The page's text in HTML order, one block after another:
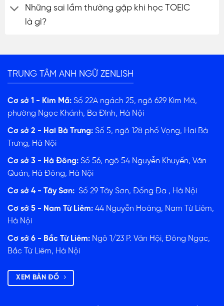
Những sai lầm thường gặp khi học TOEIC
là gì?
TRUNG TÂM ANH NGỮ ZENLISH
Cơ sở 1 - Kim Mã: Số 22A ngách 25, ngõ 629 Kim Mã,
phường Ngọc Khánh, Ba Đình, Hà Nội
Cơ sở 2 - Hai Bà Trưng: Số 5, ngõ 128 phố Vọng, Hai Bà
Trưng, Hà Nội
Cơ sở 3 - Hà Đông: Số 56, ngõ 54 Nguyễn Khuyến, Văn
Quán, Hà Đông, Hà Nội
Cơ sở 4 - Tây Sơn: Số 29 Tây Sơn, Đống Đa , Hà Nội
Cơ sở 5 - Nam Từ Liêm: 44 Nguyễn Hoàng, Nam Từ Liêm,
Hà Nội
Cơ sở 6 - Bắc Từ Liêm: Ngõ 1/23 P. Văn Hội, Đông Ngạc,
Bắc Từ Liêm, Hà Nội
XEM BẢN ĐỒ